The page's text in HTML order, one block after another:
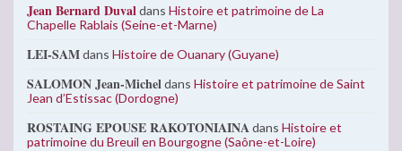
Jean Bernard Duvaldans Histoire et patrimoine de La
Chapelle Rablais (Seine-et-Marne)
LEI-SAMdans Histoire de Ouanary (Guyane)
SALOMON Jean-Micheldans Histoire et patrimoine de Saint
Jean d’Estissac (Dordogne)
ROSTAING EPOUSE RAKOTONIAINAdans Histoire et
patrimoine du Breuil en Bourgogne (Saône-et-Loire)